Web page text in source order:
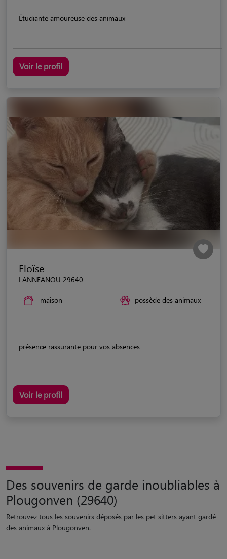
Étudiante amoureuse des animaux
Voir le profil
Eloïse
LANNEANOU 29640
maison possède des animaux
présence rassurante pour vos absences
Voir le profil
Des souvenirs de garde inoubliables à
Plougonven (29640)
Retrouvez tous les souvenirs déposés par les pet sitters ayant gardé
des animaux à Plougonven.